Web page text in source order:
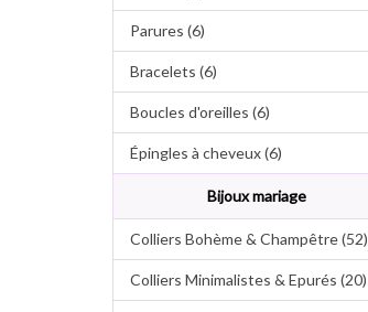
Parures (6)
Bracelets (6)
Boucles d'oreilles (6)
Épingles à cheveux (6)
Bijoux mariage
Colliers Bohème & Champêtre (52)
Colliers Minimalistes & Epurés (20)